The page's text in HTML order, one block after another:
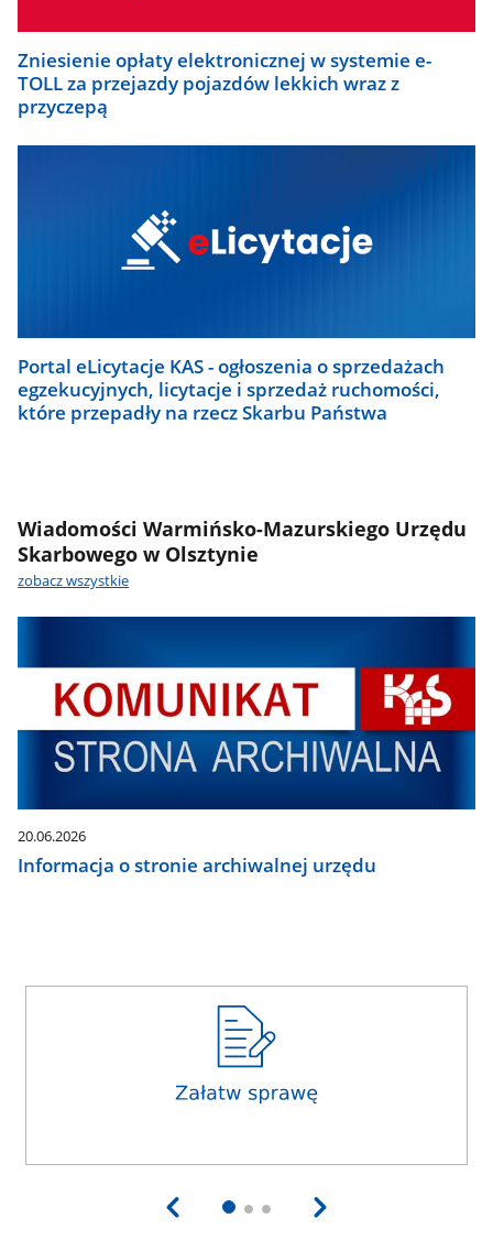
Zniesienie opłaty elektronicznej w systemie e-
TOLL za przejazdy pojazdów lekkich wraz z
przyczepą
Portal eLicytacje KAS - ogłoszenia o sprzedażach
egzekucyjnych, licytacje i sprzedaż ruchomości,
które przepadły na rzecz Skarbu Państwa
Wiadomości Warmińsko-Mazurskiego Urzędu
Skarbowego w Olsztynie
zobacz wszystkie
20.06.2026
Informacja o stronie archiwalnej urzędu